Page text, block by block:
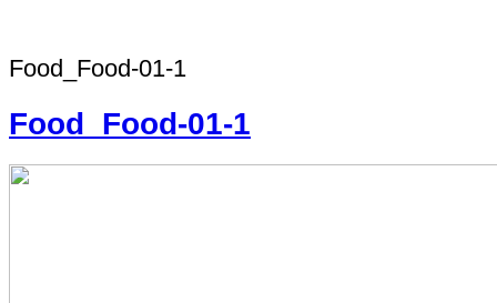
Food_Food-01-1
Food_Food-01-1